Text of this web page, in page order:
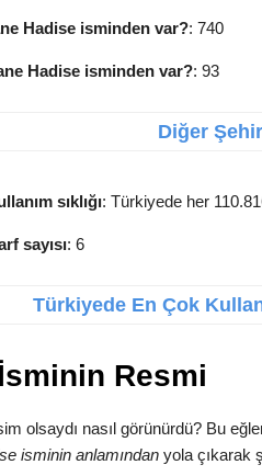
Hadise isminden var?: 740
Hadise isminden var?: 93
Diğer
sıklığı: Türkiyede her
sayısı: 6
Türkiyede En Çok
Resmi
olsaydı nasıl görünürdü? Bu
isminin anlamından yola çıkarak